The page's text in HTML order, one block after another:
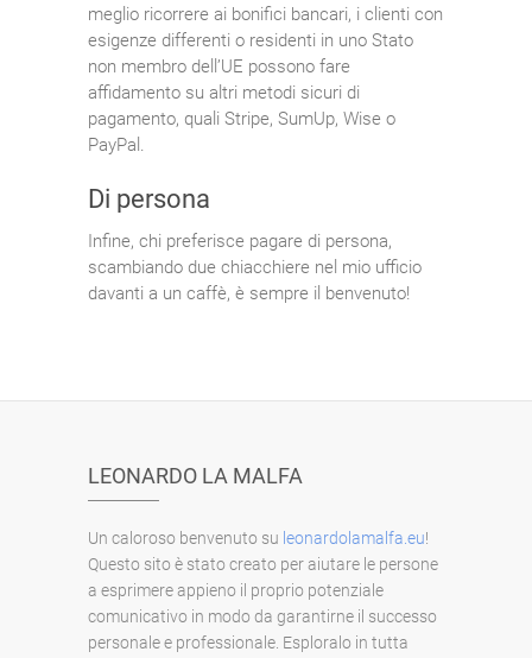
meglio ricorrere ai bonifici bancari, i clienti con
esigenze differenti o residenti in uno Stato
non membro dell’UE possono fare
affidamento su altri metodi sicuri di
pagamento, quali Stripe, SumUp, Wise o
PayPal.
Di persona
Infine, chi preferisce pagare di persona,
scambiando due chiacchiere nel mio ufficio
davanti a un caffè, è sempre il benvenuto!
LEONARDO LA MALFA
Un caloroso benvenuto su leonardolamalfa.eu!
Questo sito è stato creato per aiutare le persone
a esprimere appieno il proprio potenziale
comunicativo in modo da garantirne il successo
personale e professionale. Esploralo in tutta